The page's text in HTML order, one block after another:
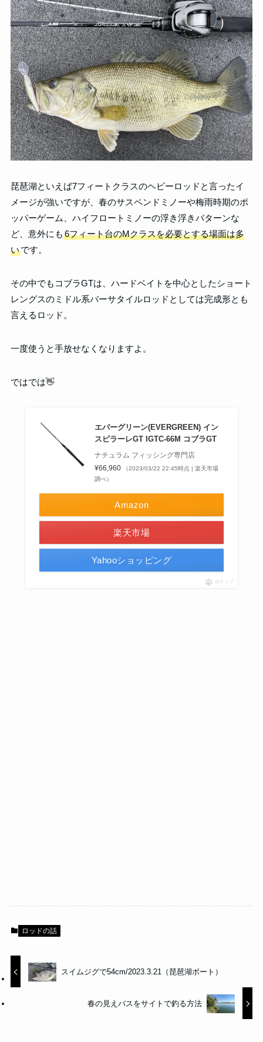
琵琶湖といえば7フィートクラスのヘビーロッドと言ったイ
メージが強いですが、春のサスペンドミノーや梅雨時期のポ
ッパーゲーム、ハイフロートミノーの浮き浮きパターンな
ど、意外にも 6フィート台のMクラスを必要とする場面は多
いです。
その中でもコブラGTは、ハードベイトを中心としたショート
レングスのミドル系バーサタイルロッドとしては完成形とも
言えるロッド。
一度使うと手放せなくなりますよ。
ではでは👋
エバーグリーン(EVERGREEN) イン
スピラーレGT IGTC-66M コブラGT
ナチュラム フィッシング専門店
¥66,960
（2023/03/22 22:45時点 | 楽天市場
調べ）
Amazon
楽天市場
Yahooショッピング
ポチップ
ロッドの話
スイムジグで54cm/2023.3.21（琵琶湖ボート）
春の見えバスをサイトで釣る方法